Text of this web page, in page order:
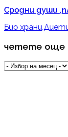
Сродни души
Био
четете още
четете